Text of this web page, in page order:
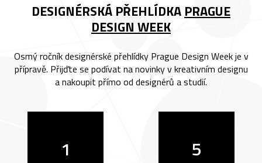
DESIGNÉRSKÁ PŘEHLÍDKA PRAGUE
DESIGN WEEK
Osmý ročník designérské přehlídky Prague Design Week je v
přípravě. Přijďte se podívat na novinky v kreativním designu
a nakoupit přímo od designérů a studií.
1 5